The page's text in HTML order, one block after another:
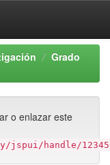
Grado
o enlazar este
handle/